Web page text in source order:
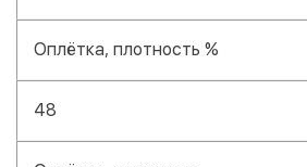
Оплётка, плотность %
48